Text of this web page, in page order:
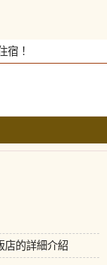
宿！
店的詳細介紹